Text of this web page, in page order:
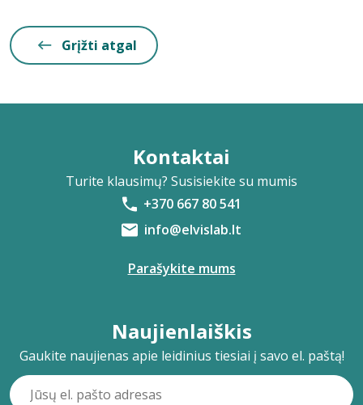
Grįžti atgal
Kontaktai
Turite klausimų? Susisiekite su mumis
+370 667 80 541
info@elvislab.lt
Parašykite mums
Naujienlaiškis
Gaukite naujienas apie leidinius tiesiai į savo el. paštą!